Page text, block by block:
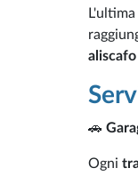
aliscafo
🚗
Ogni